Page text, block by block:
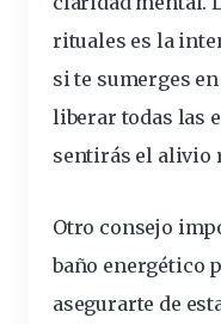
rituales es la
si te sumerges
liberar todas las
sentirás el alivio
Otro consejo
baño energético
asegurarte de